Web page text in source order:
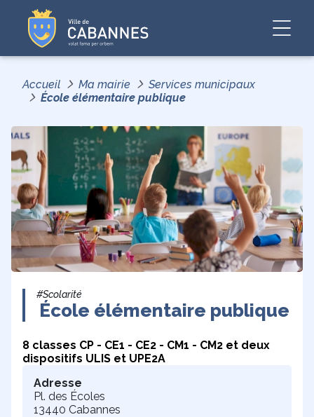
Accueil Ma mairie
Services municipaux
École élémentaire publique
#Scolarité
École élémentaire publique
8 classes CP - CE1 - CE2 - CM1 - CM2 et deux
dispositifs ULIS et UPE2A
Adresse
Pl. des Écoles
13440 Cabannes